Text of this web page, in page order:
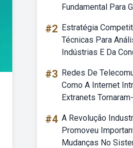
Fundamental Para
#2 Estratégia
Técnicas Para
Indústrias E Da
#3 Redes De
Como A Internet
Extranets
#4 A Revolução
Promoveu
Mudanças No